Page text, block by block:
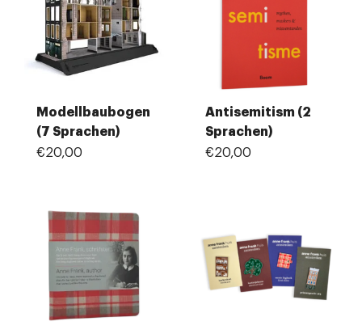
Modellbaubogen
(7 Sprachen)
€20,00
Antisemitism (2
Sprachen)
€20,00